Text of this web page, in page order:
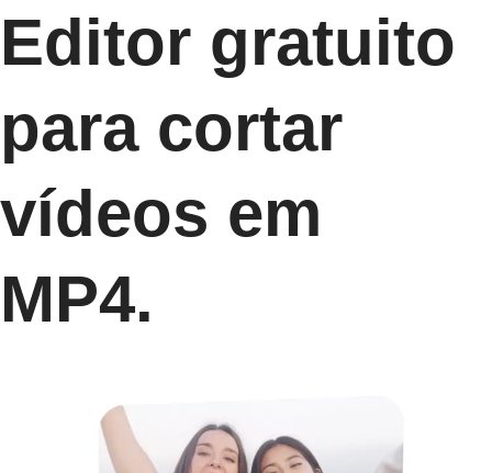
Editor gratuito
para cortar
vídeos em
MP4.